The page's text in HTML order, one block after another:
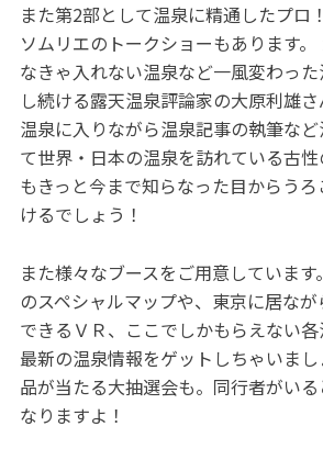
また第2部として温泉に精通したプロ
ソムリエのトークショーもあります
なきゃ入れない温泉など一風変わっ
し続ける露天温泉評論家の大原利雄
温泉に入りながら温泉記事の執筆な
て世界・日本の温泉を訪れている古
もきっと今まで知らなった目からう
けるでしょう！
また様々なブースをご用意していま
のスペシャルマップや、東京に居な
できるＶＲ、ここでしかもらえない
最新の温泉情報をゲットしちゃいま
品が当たる大抽選会も。同行者がい
なりますよ！